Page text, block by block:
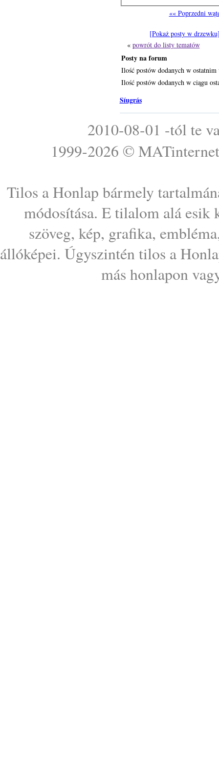
«« Poprzedni
[Pokaż posty w
« powrót do listy tematów
Posty na forum
Ilość postów dodanych w ostatnim
Ilość postów dodanych w ciągu
Síugrás
2010-08-01 -tól te
1999-2026 © MATinternet
Tilos a Honlap bármely
módosítása. E tilalom alá esik
szöveg, kép, grafika,
állóképei. Úgyszintén tilos a
más honlapon